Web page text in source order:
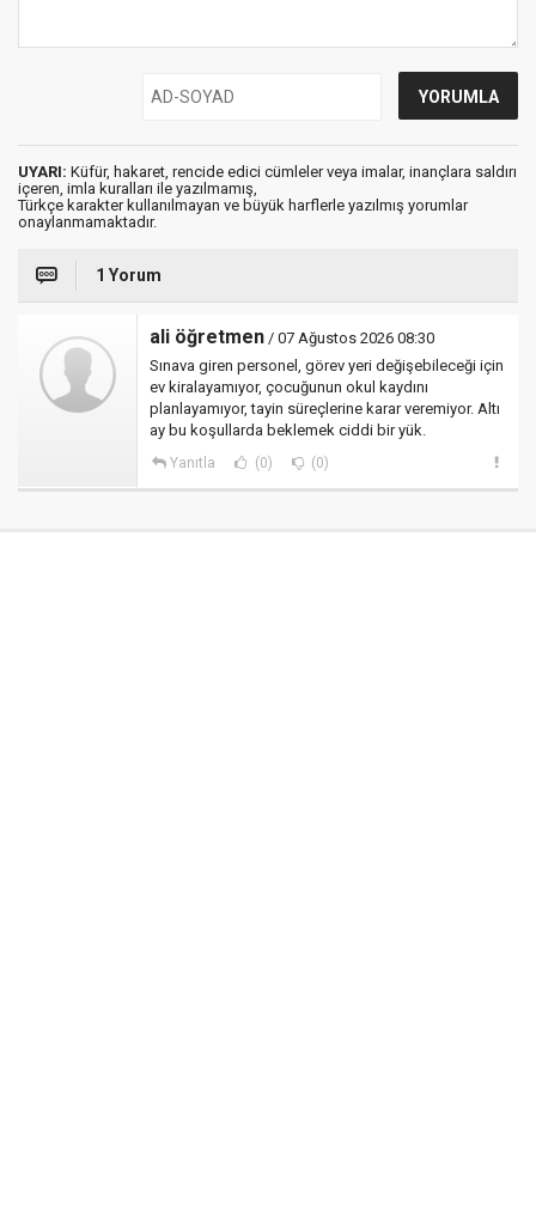
UYARI: Küfür, hakaret, rencide edici cümleler veya imalar, inançlara saldırı
içeren, imla kuralları ile yazılmamış,
Türkçe karakter kullanılmayan ve büyük harflerle yazılmış yorumlar
onaylanmamaktadır.
1 Yorum
ali öğretmen / 07 Ağustos 2026 08:30
Sınava giren personel, görev yeri değişebileceği için
ev kiralayamıyor, çocuğunun okul kaydını
planlayamıyor, tayin süreçlerine karar veremiyor. Altı
ay bu koşullarda beklemek ciddi bir yük.
Yanıtla (0) (0)